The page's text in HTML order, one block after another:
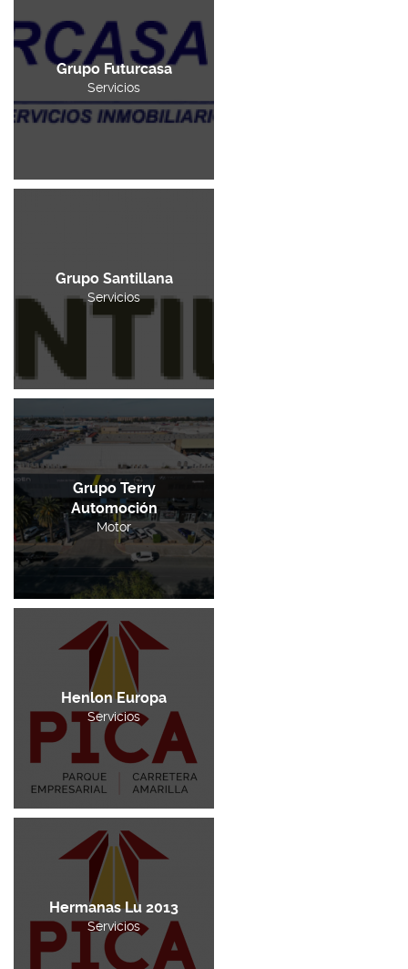
Grupo Futurcasa
Servicios
Grupo Santillana
Servicios
Grupo Terry
Automoción
Motor
Henlon Europa
Servicios
Hermanas Lu 2013
Servicios